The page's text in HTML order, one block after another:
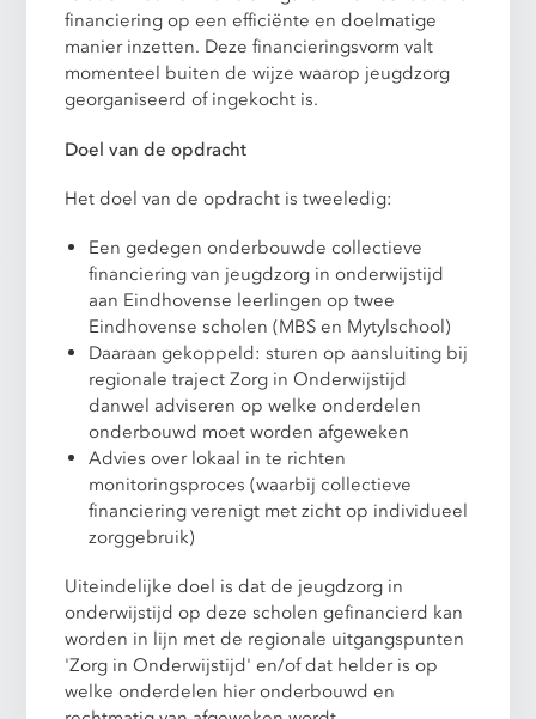
financiering op een efficiënte en doelmatige
manier inzetten. Deze financieringsvorm valt
momenteel buiten de wijze waarop jeugdzorg
georganiseerd of ingekocht is.
Doel van de opdracht
Het doel van de opdracht is tweeledig:
Een gedegen onderbouwde collectieve
financiering van jeugdzorg in onderwijstijd
aan Eindhovense leerlingen op twee
Eindhovense scholen (MBS en Mytylschool)
Daaraan gekoppeld: sturen op aansluiting bij
regionale traject Zorg in Onderwijstijd
danwel adviseren op welke onderdelen
onderbouwd moet worden afgeweken
Advies over lokaal in te richten
monitoringsproces (waarbij collectieve
financiering verenigt met zicht op individueel
zorggebruik)
Uiteindelijke doel is dat de jeugdzorg in
onderwijstijd op deze scholen gefinancierd kan
worden in lijn met de regionale uitgangspunten
'Zorg in Onderwijstijd' en/of dat helder is op
welke onderdelen hier onderbouwd en